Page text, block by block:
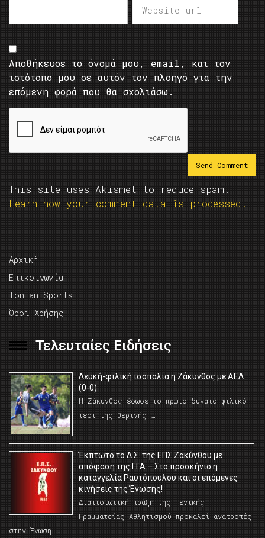
Αποθήκευσε το όνομά μου, email, και τον
ιστότοπο μου σε αυτόν τον πλοηγό για την
επόμενη φορά που θα σχολιάσω.
This site uses Akismet to reduce spam.
Learn how your comment data is processed.
Αρχική
Επικοινωνία
Ionian Sports
Όροι Χρήσης
Τελευταίες Ειδήσεις
Λευκή-φιλική ισοπαλία η Ζάκυνθος με ΑΕΛ
(0-0)
Η Ζάκυνθος έδωσε το πρώτο δυνατό φιλικό
τεστ της θερινής …
Έκπτωτο το Δ.Σ. της ΕΠΣ Ζακύνθου με
απόφαση της ΓΓΑ – Στο προσκήνιο η
καταγγελία Ραυτόπουλου και οι επόμενες
κινήσεις της Ένωσης!
Διαπιστωτική πράξη της Γενικής
Γραμματείας Αθλητισμού προκαλεί ανατροπές
στην Ένωση …